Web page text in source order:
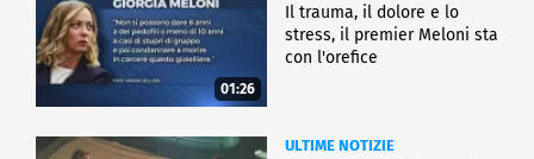
01:26
Il trauma, il dolore e lo
stress, il premier Meloni sta
con l'orefice
ULTIME NOTIZIE